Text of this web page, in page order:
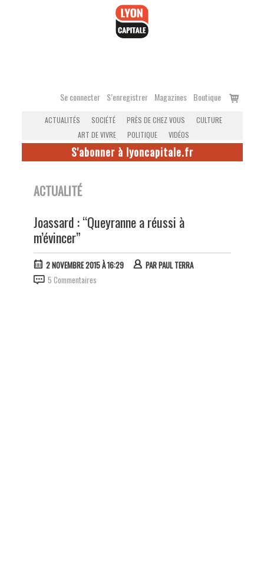
Se connecter S’enregistrer Magazines Boutique
Voir
ACTUALITÉS SOCIÉTÉ PRÈS DE CHEZ VOUS
CULTURE
ART DE VIVRE
POLITIQUE VIDÉOS
S'abonner à lyoncapitale.fr
ACTUALITÉ
Joassard : “Queyranne a réussi à
m’évincer”
2 NOVEMBRE 2015 À 16:29 PARPAUL TERRA
5 Commentaires